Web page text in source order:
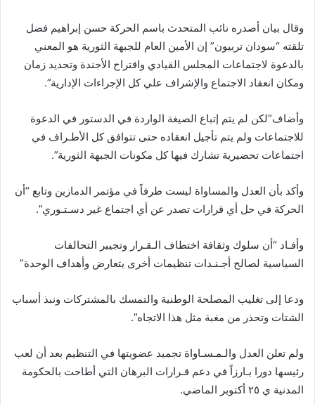
وقال بيان أصدره نائب المتحدث باسم الحركة حسن إبراهيم فضل
تلقته “سودان تربيون” إن الأمين العام للجبهة الثورية هو المعني
بالدعوة لاجتماعات المجلس القيادي واقتراح الأجندة وتحديد زمان
ومكان انعقاد الاجتماع والإشراف علي كل الإجراءات الإدارية”.
وأضاف”لكن لم يتم إتباع الصيغة الواردة في الدستور في الدعوة
للاجتماعات ولم يتم تأجيل انعقاده حتى تتوافق كل الأطـراف في
اجتماعات تحضيرية تشارك فيها كل مكونات الجبهة الثورية”.
وأكد بأن العدل والمساواة ليست طرفاً في مؤتمر الدمازين وتابع “أن
الحركة في حل أي قرارات تصدر عن أي اجتماع غير دسـتـوري”.
وأفـاد “أن سلوك وثقافة اختطاف الـقـرار وتجيير التحالفات
السياسية لصالح أجـنـدات تنظيمات أخرى يتعارض وأهداف الوحدة”
ودعا إلى تغليب المصلحة الوطنية والتمسك بالمشتركات ونبذ أسباب
الشتات وتحذر من مغبة مثل هذا الاتجاه”.
ولم تعلن العدل والـمـسـاواة تجميد عضويتها في التنظيم بعد أن لعب
رئيسها دورا بـارزاً في دعم قـرارات البرهان التي أطاحت بالحكومة
المدنية ي ۲٥ أكتوبر الماضي.